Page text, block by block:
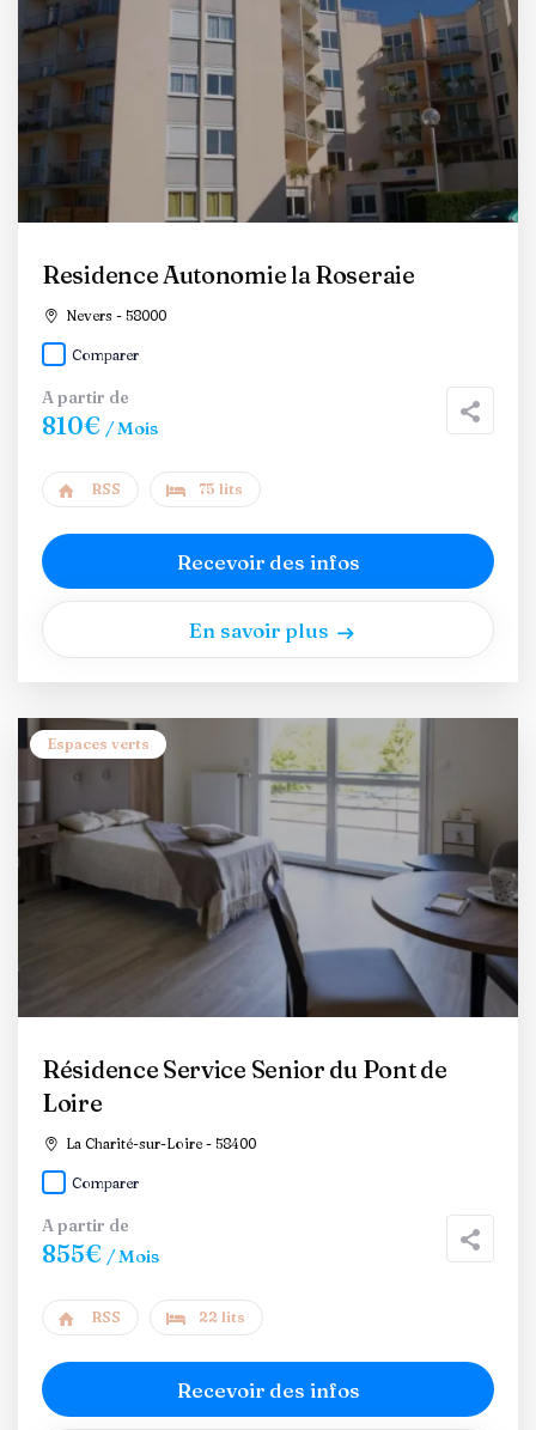
Residence Autonomie la Roseraie
Nevers - 58000
Comparer
A partir de
810€ / Mois
RSS 75 lits
Recevoir des infos
En savoir plus
Espaces verts
Résidence Service Senior du Pont de
Loire
La Charité-sur-Loire - 58400
Comparer
A partir de
855€ / Mois
RSS 22 lits
Recevoir des infos